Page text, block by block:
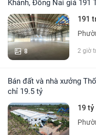
Khánh, Đồng Nai giá 191
8
191
2 giờ
Bán đất và nhà xưởng Thống Nhất Đồng Nai DT 3050m2 giá
chỉ 19.5 tỷ
19 tỷ